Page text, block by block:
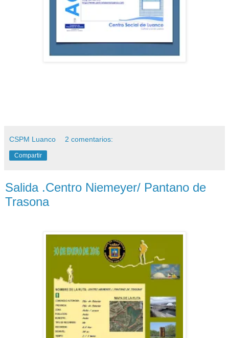
CSPM Luanco 2 comentarios:
Compartir
Salida .Centro Niemeyer/ Pantano de
Trasona